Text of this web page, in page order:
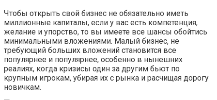
Чтобы открыть свой бизнес не обязательно иметь
миллионные капиталы, если у вас есть компетенция,
желание и упорство, то вы имеете все шансы обойтись
минимальными вложениями. Малый бизнес, не
требующий больших вложений становится все
популярнее и популярнее, особенно в нынешних
реалиях, когда кризисы один за другим бьют по
крупным игрокам, убирая их с рынка и расчищая дорогу
новичкам.